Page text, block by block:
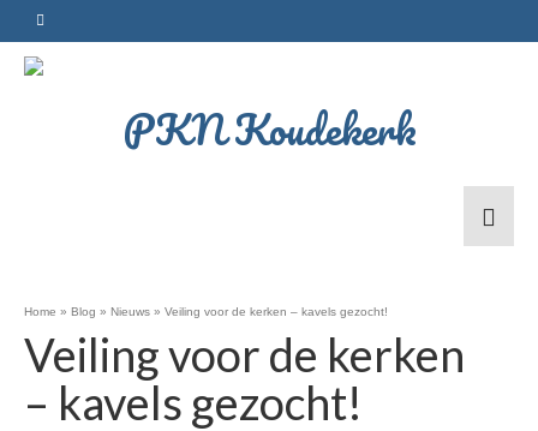
Home » Blog » Nieuws » Veiling voor de kerken – kavels gezocht!
Veiling voor de kerken
– kavels gezocht!